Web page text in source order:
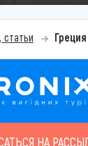
статьи Греция
НА